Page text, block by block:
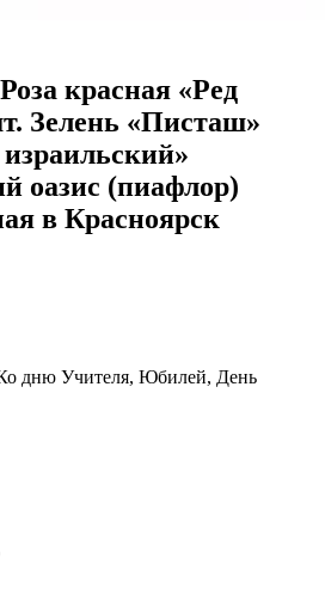
красная «Ред
Зелень «Писташ»
оазис (пиафлор)
в Красноярск
Ко дню Учителя, Юбилей, День